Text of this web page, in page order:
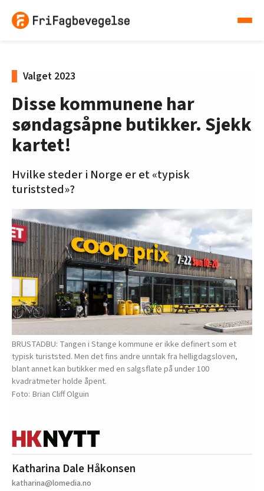
Valget 2023
Disse kommunene har
søndagsåpne butikker. Sjekk
kartet!
Hvilke steder i Norge er et «typisk
turiststed»?
BRUSTADBU: Tangen i Stange kommune er ikke definert som et
typisk turiststed. Men det fins andre unntak fra helligdagsloven,
blant annet kan butikker med en salgsflate på under 100
kvadratmeter holde åpent.
Brian Cliff Olguin
Katharina Dale Håkonsen
katharina@lomedia.no